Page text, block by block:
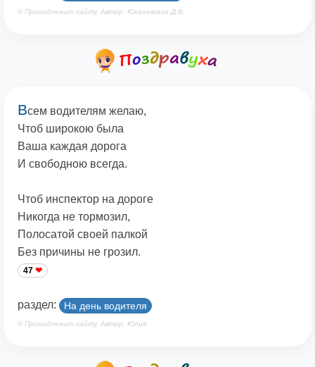
© Принадлежит сайту. Автор: Юкалевских Д.В.
Всем водителям желаю,
Чтоб широкою была
Ваша каждая дорога
И свободною всегда.
Чтоб инспектор на дороге
Никогда не тормозил,
Полосатой своей палкой
Без причины не грозил.
47
раздел: На день водителя
© Принадлежит сайту. Автор: Юлия